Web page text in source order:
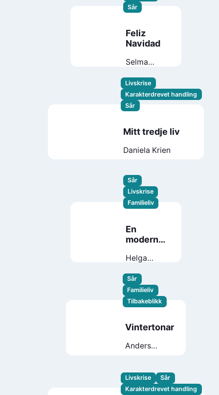
Sår
Feliz
Navidad
Selma
Aarø
Livskrise
Karakterdrevet handling
Sår
Mitt tredje liv
Daniela Krien
Sår
Livskrise
Familieliv
En
moderne
Helga
Sår
Familieliv
Tilbakeblikk
Vintertonar
Anders
Livskrise
Sår
Karakterdrevet handling